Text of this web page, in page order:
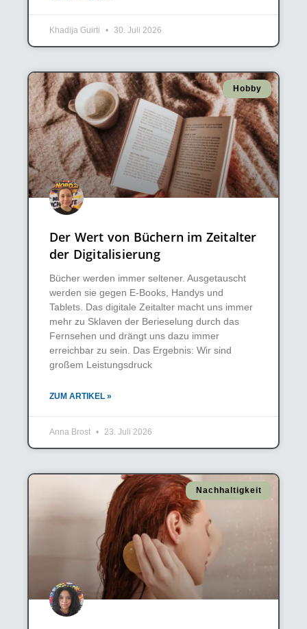
Khadija Guirti 30. Juli 2026
Hobby
Der Wert von Büchern im Zeitalter
der Digitalisierung
Bücher werden immer seltener. Ausgetauscht
werden sie gegen E-Books, Handys und
Tablets. Das digitale Zeitalter macht uns immer
mehr zu Sklaven der Berieselung durch das
Fernsehen und drängt uns dazu immer
erreichbar zu sein. Das Ergebnis: Wir sind
großem Leistungsdruck
ZUM ARTIKEL »
Anna Brost 23. Juli 2026
Nachhaltigkeit